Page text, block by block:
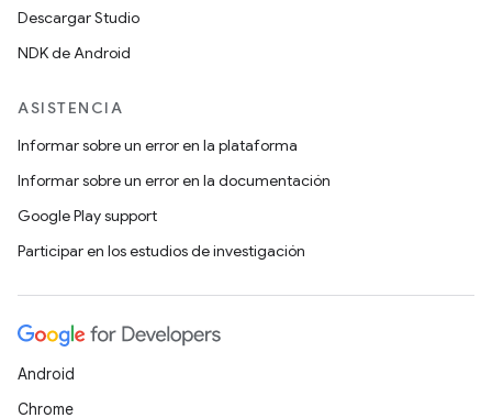
Descargar Studio
NDK de Android
ASISTENCIA
Informar sobre un error en la plataforma
Informar sobre un error en la documentación
Google Play support
Participar en los estudios de investigación
Android
Chrome